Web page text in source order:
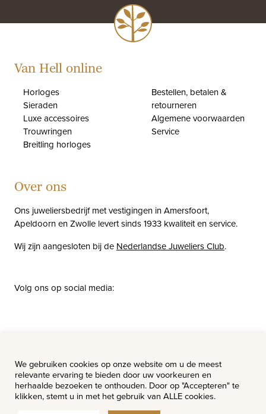
Van Hell online
Horloges
Sieraden
Luxe accessoires
Trouwringen
Breitling horloges
Bestellen, betalen &
retourneren
Algemene voorwaarden
Service
Over ons
Ons juweliersbedrijf met vestigingen in Amersfoort,
Apeldoorn en Zwolle levert sinds 1933 kwaliteit en service.
Wij zijn aangesloten bij de Nederlandse Juweliers Club.
Volg ons op social media:
Vacatures
We gebruiken cookies op onze website om u de meest
relevante ervaring te bieden door uw voorkeuren en
herhaalde bezoeken te onthouden. Door op "Accepteren" te
klikken, stemt u in met het gebruik van ALLE cookies.